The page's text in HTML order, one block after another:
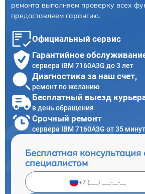
ремонта выполняем проверку всех
предоставляем гарантию.
Официальный сервис
Гарантийное
сервера IBM 7160A3G до 3 лет
Диагностика за наш счет,
ремонт по желанию
Бесплатный выезд
в день обращения
Срочный ремонт
сервера IBM 7160A3G от 35 минут
Бесплатная консультация
специалистом